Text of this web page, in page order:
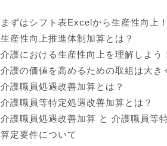
まずはシフト表Excelから生産性向上
生産性向上推進体制加算とは？
介護における生産性向上を理解しよう
介護の価値を高めるための取組は大き
介護職員処遇改善加算とは？
介護職員等特定処遇改善加算とは？
介護職員処遇改善加算 と 介護職員等
算定要件について